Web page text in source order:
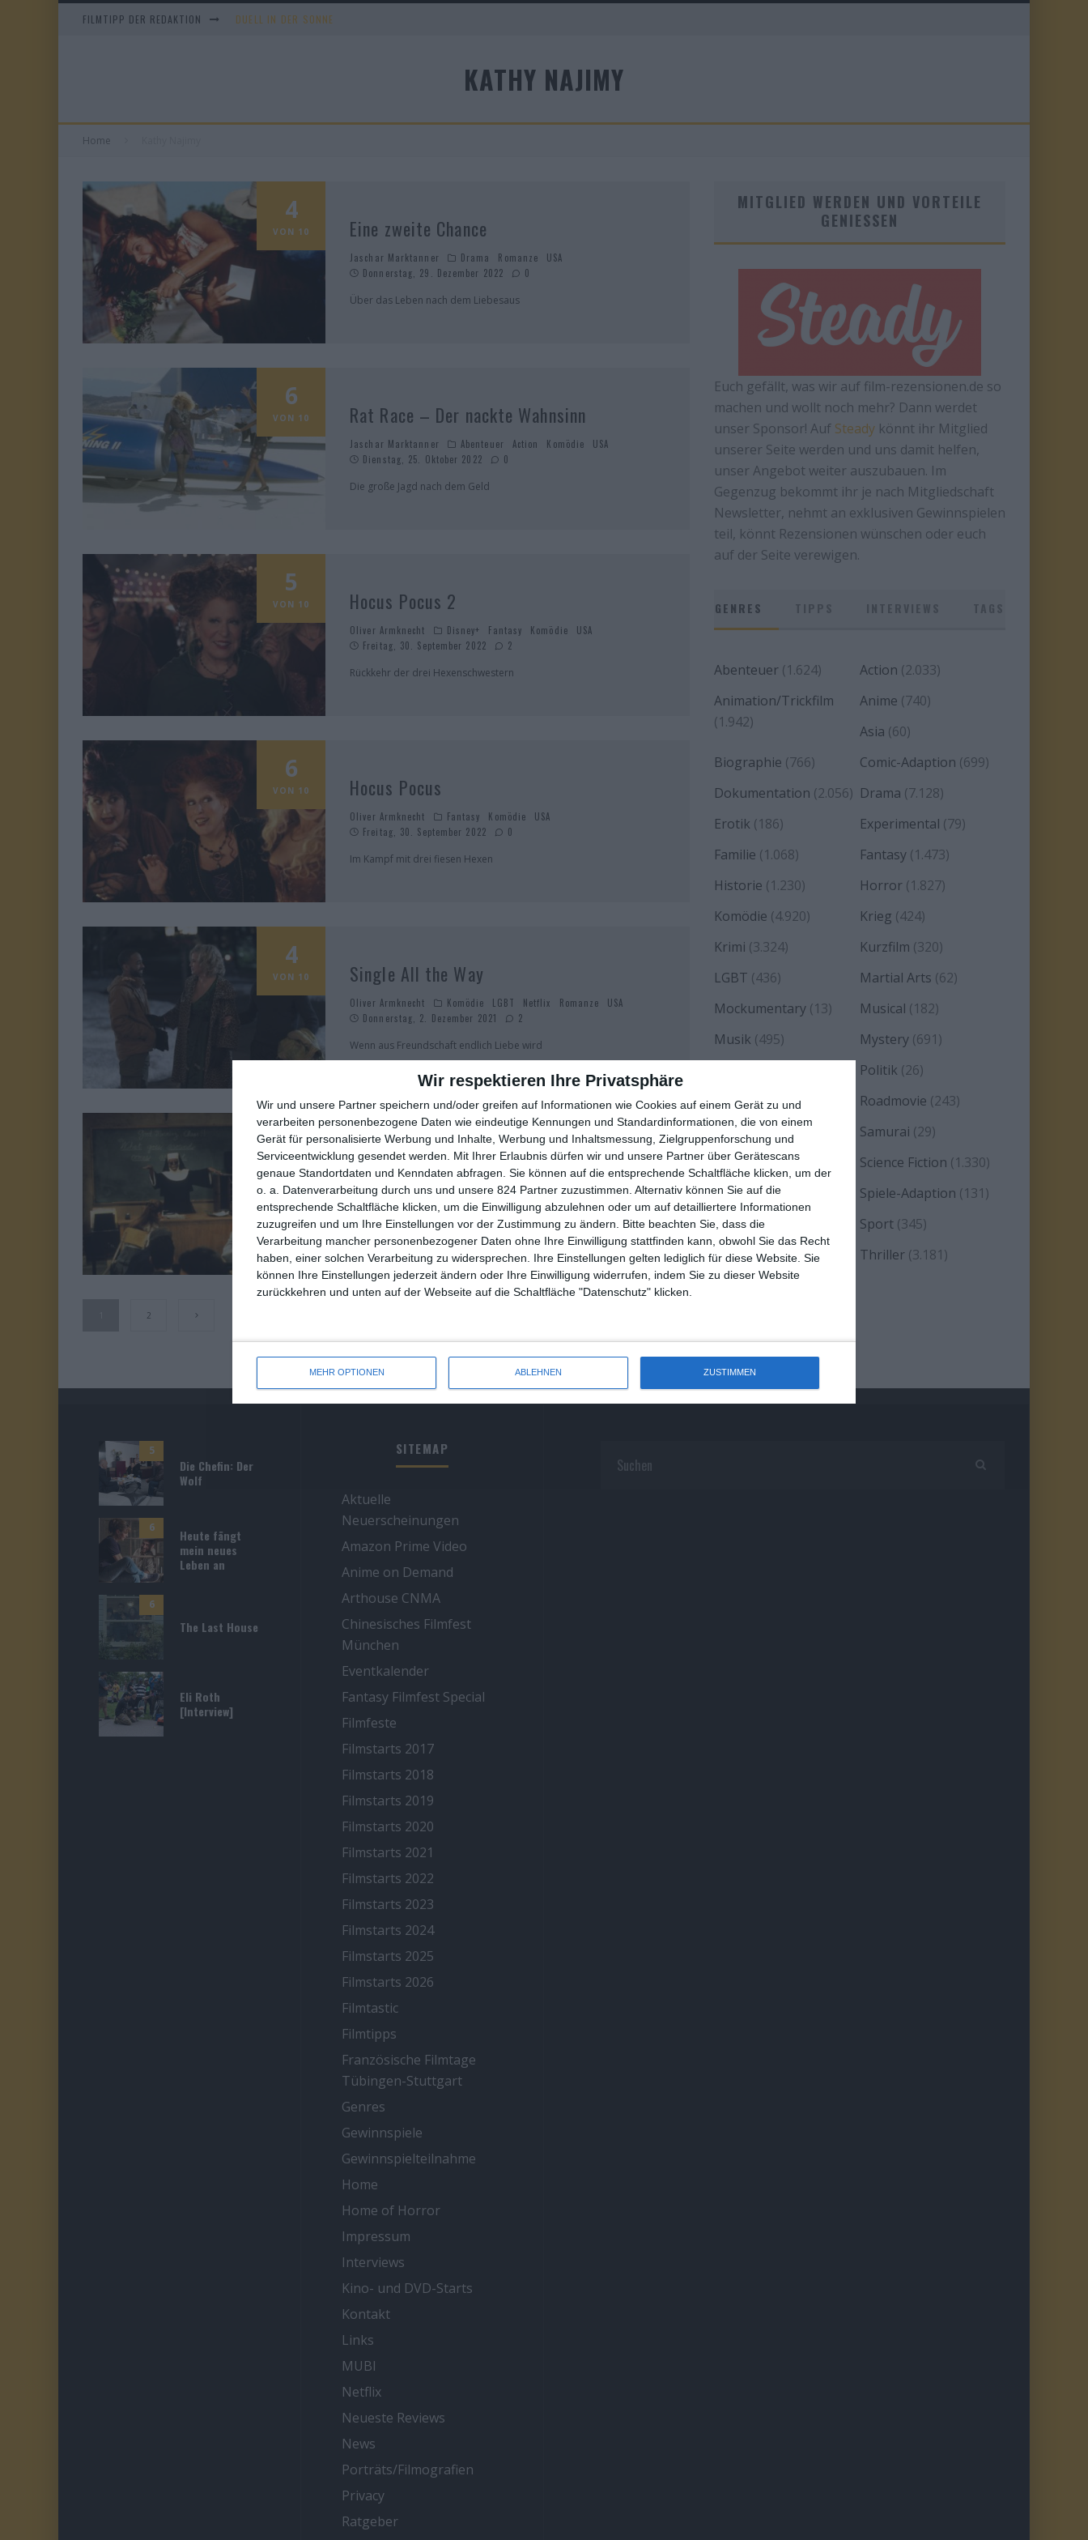
Wir respektieren Ihre Privatsphäre
Wir und unsere Partner speichern und/oder greifen auf Informationen wie Cookies auf einem Gerät zu und
verarbeiten personenbezogene Daten wie eindeutige Kennungen und Standardinformationen, die von einem
Gerät für personalisierte Werbung und Inhalte, Werbung und Inhaltsmessung, Zielgruppenforschung und
Serviceentwicklung gesendet werden.
Mit Ihrer Erlaubnis dürfen wir und unsere Partner über Gerätescans
genaue Standortdaten und Kenndaten abfragen. Sie können auf die entsprechende Schaltfläche klicken, um der
o. a. Datenverarbeitung durch uns und unsere 824 Partner zuzustimmen. Alternativ können Sie auf die
entsprechende Schaltfläche klicken, um die Einwilligung abzulehnen oder um auf detailliertere Informationen
zuzugreifen und um Ihre Einstellungen vor der Zustimmung zu ändern.
Bitte beachten Sie, dass die
Verarbeitung mancher personenbezogener Daten ohne Ihre Einwilligung stattfinden kann, obwohl Sie das Recht
haben, einer solchen Verarbeitung zu widersprechen. Ihre Einstellungen gelten lediglich für diese Website. Sie
können Ihre Einstellungen jederzeit ändern oder Ihre Einwilligung widerrufen, indem Sie zu dieser Website
zurückkehren und unten auf der Webseite auf die Schaltfläche "Datenschutz" klicken.
MEHR OPTIONEN ABLEHNEN ZUSTIMMEN
FILMTIPP DER REDAKTION DUELL IN DER SONNE
KATHY NAJIMY
Home
4
VON 10 Eine zweite Chance
Jaschar Marktanner Drama Romanze
USA
Donnerstag, 29. Dezember 2022
0
Über das Leben nach dem Liebesaus
6
VON 10 Rat Race – Der nackte Wahnsinn
Jaschar Marktanner Abenteuer Action Komödie
USA
Dienstag, 25. Oktober 2022
0
Die große Jagd nach dem Geld
5
VON 10 Hocus Pocus 2
Oliver Armknecht Disney+ Fantasy Komödie
USA
Freitag, 30. September 2022
2
Rückkehr der drei Hexenschwestern
6
VON 10 Hocus Pocus
Oliver Armknecht Fantasy Komödie
USA
Freitag, 30. September 2022
0
Im Kampf mit drei fiesen Hexen
4
VON 10 Single All the Way
Oliver Armknecht Komödie LGBT Netflix Romanze
USA
Donnerstag, 2. Dezember 2021
2
Wenn aus Freundschaft endlich Liebe wird
4
VON 10 Sister Act 2 – In göttlicher Mission
Oliver Armknecht Komödie Musik USA
Dienstag, 25. Mai 2021
0
Eine falsche Nonne als Ghetto-Musiklehrerin
2
MITGLIED WERDEN UND VORTEILE
GENIESSEN
Euch gefällt, was wir auf film-rezensionen.de so
machen und wollt noch mehr? Dann werdet
unser Sponsor! Auf Steady könnt ihr Mitglied
unserer Seite werden und uns damit helfen,
unser Angebot weiter auszubauen. Im
Gegenzug bekommt ihr je nach Mitgliedschaft
Newsletter, nehmt an exklusiven Gewinnspielen
teil, könnt Rezensionen wünschen oder euch
auf der Seite verewigen.
GENRES
Abenteuer (1.624) Action (2.033)
Animation/Trickfilm
(1.942)
Anime (740)
Asia (60)
Biographie (766) Comic-Adaption (699)
Dokumentation (2.056) Drama (7.128)
Erotik (186) Experimental (79)
Familie (1.068) Fantasy(1.473)
Historie (1.230) Horror(1.827)
Komödie (4.920) Krieg (424)
Krimi (3.324) Kurzfilm (320)
LGBT (436) Martial Arts (62)
Mockumentary (13) Musical (182)
Musik (495) Mystery(691)
Politik (26)
Reality TV/Show
Roadmovie (243)
Romanze(1.585) Samurai (29)
Satire(93) Science Fiction (1.330)
Serie(2.476) Spiele-Adaption (131)
Splatter(21) Sport(345)
Stand-up-Comedy
Thriller(3.181)
5
Die Chefin: Der
Wolf
6
Heute fängt
mein neues
Leben an
6
The Last House
Eli Roth
[Interview]
SITEMAP
Aktuelle
Neuerscheinungen
Amazon Prime Video
Anime on Demand
Arthouse CNMA
Chinesisches Filmfest
München
Eventkalender
Fantasy Filmfest Special
Filmfeste
Filmstarts 2017
Filmstarts 2018
Filmstarts 2019
Filmstarts 2020
Filmstarts 2021
Filmstarts 2022
Filmstarts 2023
Filmstarts 2024
Filmstarts 2025
Filmstarts 2026
Filmtastic
Filmtipps
Französische Filmtage
Tübingen-Stuttgart
Genres
Gewinnspiele
Gewinnspielteilnahme
Home
Home of Horror
Impressum
Interviews
Kino- und DVD-Starts
Kontakt
Links
MUBI
Netflix
Neueste Reviews
News
Porträts/Filmografien
Privacy
Ratgeber